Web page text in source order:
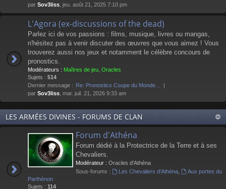
par Sov3liss , jeu. août 21, 2025 7:10 pm
L'Agora (ex-discussions of the dead)
Parlez ici de vos passions : films, musique, livres ou mangas,
n'hésitez pas à venir discuter des œuvres que vous aimez ! Vous
trouverez aussi nos jeux et notamment le célèbre concours de
pronostics.
Modérateurs : Maîtres de jeu Oracles
Sujets : 514
Dernier message : Re: Pronostics Coupe du Monde…
par Sov3liss , mar. juil. 21, 2026 9:33 am
LES ARMÉES DIVINES - FORUMS DE CLAN
Forum d'Athéna
Forum dédié à la Protectrice de la Terre et à ses
Chevaliers.
Modérateur : Oracles d'Athéna
Sous-forums :
Les Chevaliers d'Athéna,
Aux portes du
Parthénon
Sujets : 114